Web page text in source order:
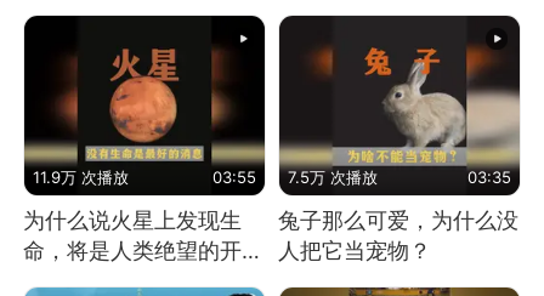
11.9万 次播放 03:55
为什么说火星上发现生
命，将是人类绝望的开
始？
7.5万 次播放 03:35
兔子那么可爱，为什么没
人把它当宠物？